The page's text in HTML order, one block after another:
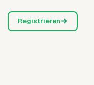
Registrieren